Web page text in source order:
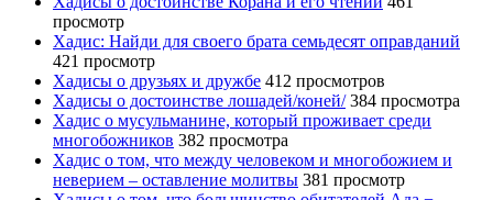
просмотр
Хадис: Найди для своего брата семьдесят оправданий
421 просмотр
Хадисы о друзьях и дружбе 412 просмотров
Хадисы о достоинстве лошадей/коней/ 384 просмотра
Хадис о мусульманине, который проживает среди
многобожников 382 просмотра
Хадис о том, что между человеком и многобожием и
неверием – оставление молитвы 381 просмотр